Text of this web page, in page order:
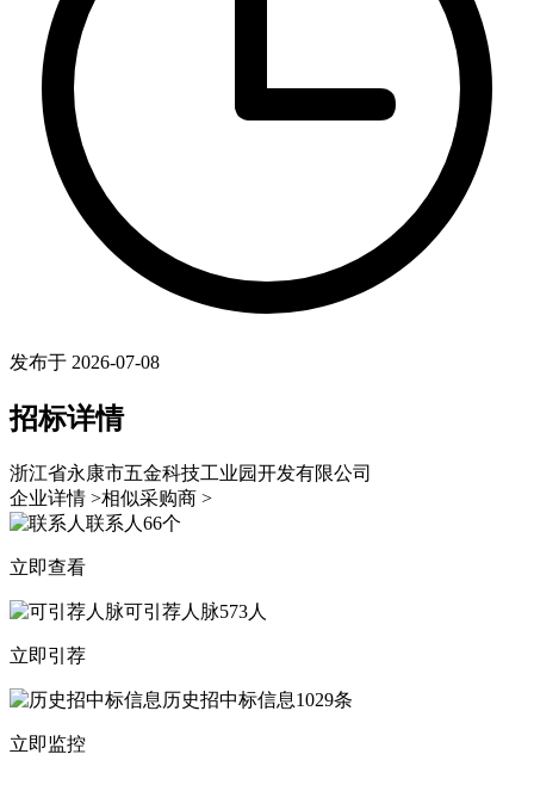
发布于 2026-07-08
招标详情
浙江省永康市五金科技工业园开发有限公司
企业详情 >相似采购商 >
联系人 66个
立即查看
可引荐人脉573人
立即引荐
历史招中标信息1029条
立即监控